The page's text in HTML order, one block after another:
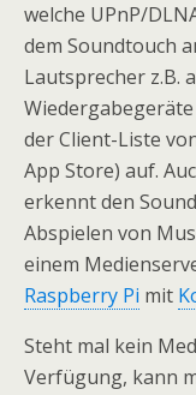
welche UPnP/
dem Soundtouch
Lautsprecher z.B.
der Client-Liste
App Store) auf.
erkennt den
Abspielen von
einem
Raspberry Pi mit
Steht mal kein
Verfügung, kann